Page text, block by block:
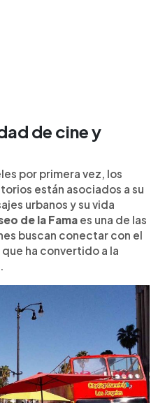
de cine y
por primera vez, los
están asociados a su
urbanos y su vida
de la Fama es una de las
buscan conectar con el
ha convertido a la